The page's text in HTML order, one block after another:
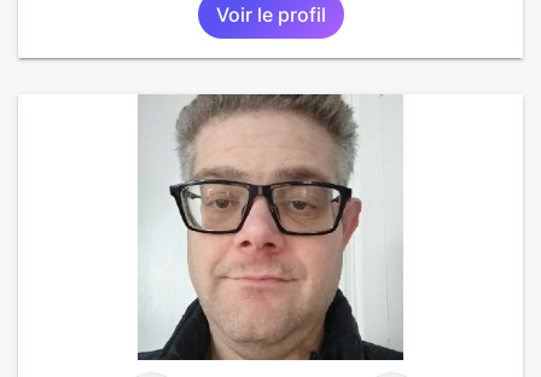
Voir le profil